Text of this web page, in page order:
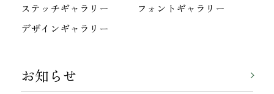
ステッチギャラリー
フォントギャラリー
デザインギャラリー
お知らせ